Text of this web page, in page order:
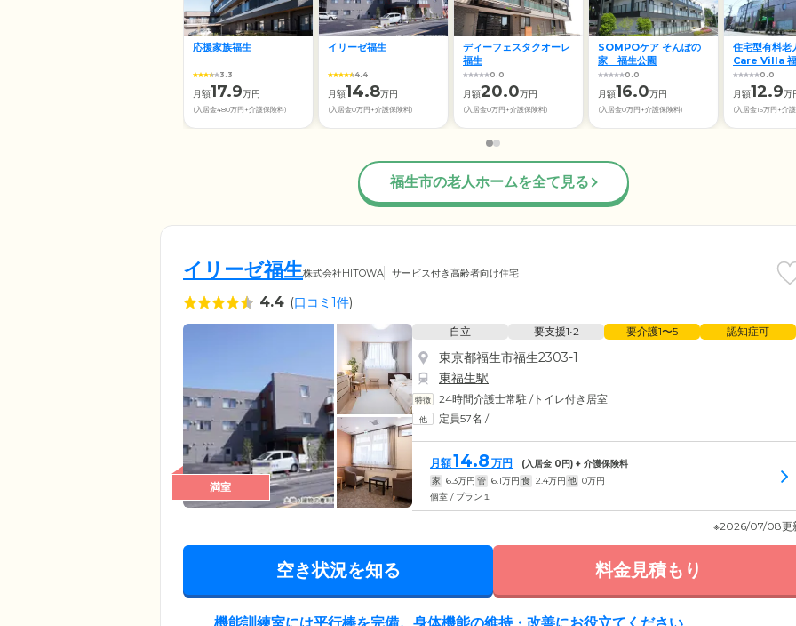
応援家族福生
3.3
月額17.9万円
(入居金480万円+介護保険料)
イリーゼ福生
4.4
月額14.8万円
(入居金0万円+介護保険料)
ディーフェスタクオーレ
福生
0.0
月額20.0万円
(入居金0万円+介護保険料)
SOMPOケア そんぽの
家 福生公園
0.0
月額16.0万円
(入居金0万円+介護保険料)
住宅型有料老
Care Villa
0.0
月額12.9万
(入居金15万円+介
福生市の老人ホームを全て見る
イリーゼ福生株式会社HITOWA サービス付き高齢者向け住宅
4.4 (口コミ1件)
満室
自立 要支援1•2 要介護1〜5 認知症可
東京都福生市福生2303-1
東福生駅
24時間介護士常駐 /トイレ付き居室
定員57名 /
月額14.8 万円 (入居金 0 円) + 介護保険料
家 6.3万円 管 6.1万円 食 2.4万円 他 0万円
個室 / プラン１
※2026/07/08更
空き状況を知る 料金見積もり